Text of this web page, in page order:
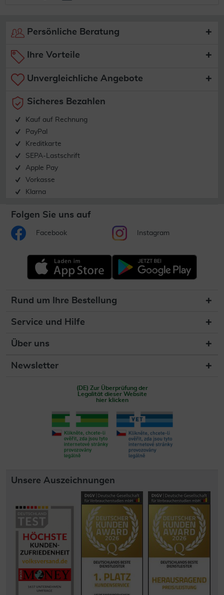
Persönliche Beratung
Ihre Vorteile
Unvergleichliche Angebote
Sicheres Bezahlen
Kauf auf Rechnung
PayPal
Kreditkarte
SEPA-Lastschrift
Apple Pay
Vorkasse
Klarna
Folgen Sie uns auf
Facebook Instagram
Rund um Ihre Bestellung
Service und Hilfe
Über uns
Newsletter
(DE) Zur Überprüfung der
Legalität dieser Website
hier klicken
Unsere Auszeichnungen